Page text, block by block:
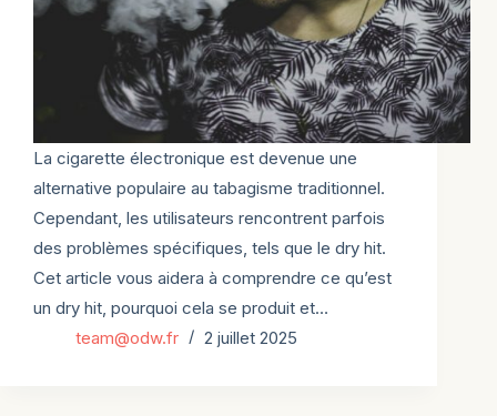
La cigarette électronique est devenue une
alternative populaire au tabagisme traditionnel.
Cependant, les utilisateurs rencontrent parfois
des problèmes spécifiques, tels que le dry hit.
Cet article vous aidera à comprendre ce qu’est
un dry hit, pourquoi cela se produit et…
team@odw.fr
2 juillet 2025